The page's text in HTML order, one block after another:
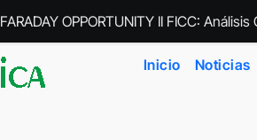
FARADAY OPPORTUNITY II FICC:
Inicio Noticias